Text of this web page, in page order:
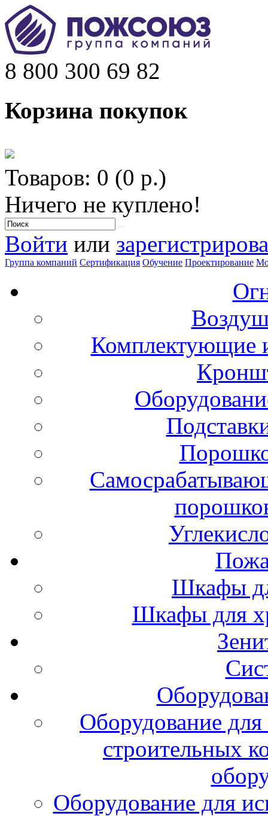
8 800 300 69 82
Корзина покупок
Товаров: 0 (0 р.)
Ничего не куплено!
Войти или
Группа компаний Сертификация Обучение Проектирование
Комплектующие
Шкафы
Шкафы для
Оборудование
строительных
Оборудование для